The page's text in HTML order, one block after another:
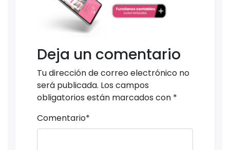
Deja un comentario
Tu dirección de correo electrónico no
será publicada. Los campos
obligatorios están marcados con *
Comentario*